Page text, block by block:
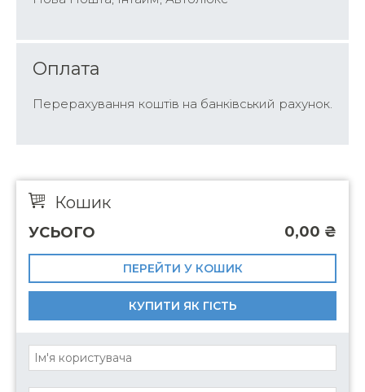
Оплата
Перерахування коштів на банківський рахунок.
Кошик
УСЬОГО 0,00 ₴
ПЕРЕЙТИ У КОШИК
КУПИТИ ЯК ГІСТЬ